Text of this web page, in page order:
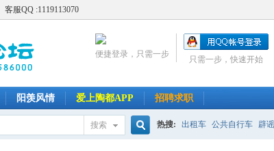
客服QQ :1119113070
只需一步，快速开始
便捷登录，只需一步
阳羡风情 爱上陶都APP 招聘求职
搜索 热搜: 出租车 公共自行车 辟谣